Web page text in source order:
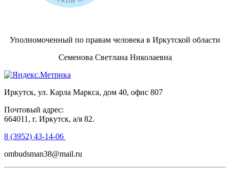
Уполномоченный по правам человека в Иркутской области
Семенова Светлана Николаевна
Иркутск, ул. Карла Маркса, дом 40, офис 807
Почтовый адрес:
664011, г. Иркутск, а/я 82.
8 (3952) 43-14-06
ombudsman38@mail.ru